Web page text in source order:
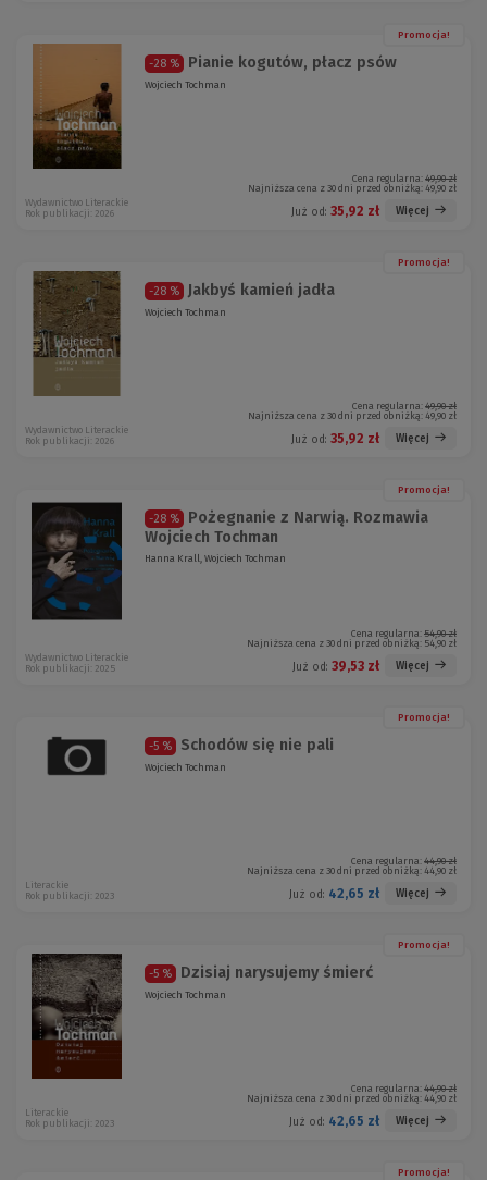
Promocja!
-28 % Pianie kogutów, płacz psów
Wojciech Tochman
Cena regularna: 49,90 zł
Najniższa cena z 30 dni przed obniżką: 49,90 zł
Już od: 35,92 zł Więcej
Wydawnictwo Literackie
Rok publikacji: 2026
Promocja!
-28 % Jakbyś kamień jadła
Wojciech Tochman
Cena regularna: 49,90 zł
Najniższa cena z 30 dni przed obniżką: 49,90 zł
Już od: 35,92 zł Więcej
Wydawnictwo Literackie
Rok publikacji: 2026
Promocja!
-28 %
Pożegnanie z Narwią. Rozmawia
Wojciech Tochman
Hanna Krall, Wojciech Tochman
Cena regularna: 54,90 zł
Najniższa cena z 30 dni przed obniżką: 54,90 zł
Już od: 39,53 zł Więcej
Wydawnictwo Literackie
Rok publikacji: 2025
Promocja!
-5 % Schodów się nie pali
Wojciech Tochman
Cena regularna: 44,90 zł
Najniższa cena z 30 dni przed obniżką: 44,90 zł
Już od: 42,65 zł Więcej
Literackie
Rok publikacji: 2023
Promocja!
-5 % Dzisiaj narysujemy śmierć
Wojciech Tochman
Cena regularna: 44,90 zł
Najniższa cena z 30 dni przed obniżką: 44,90 zł
Już od: 42,65 zł Więcej
Literackie
Rok publikacji: 2023
Promocja!